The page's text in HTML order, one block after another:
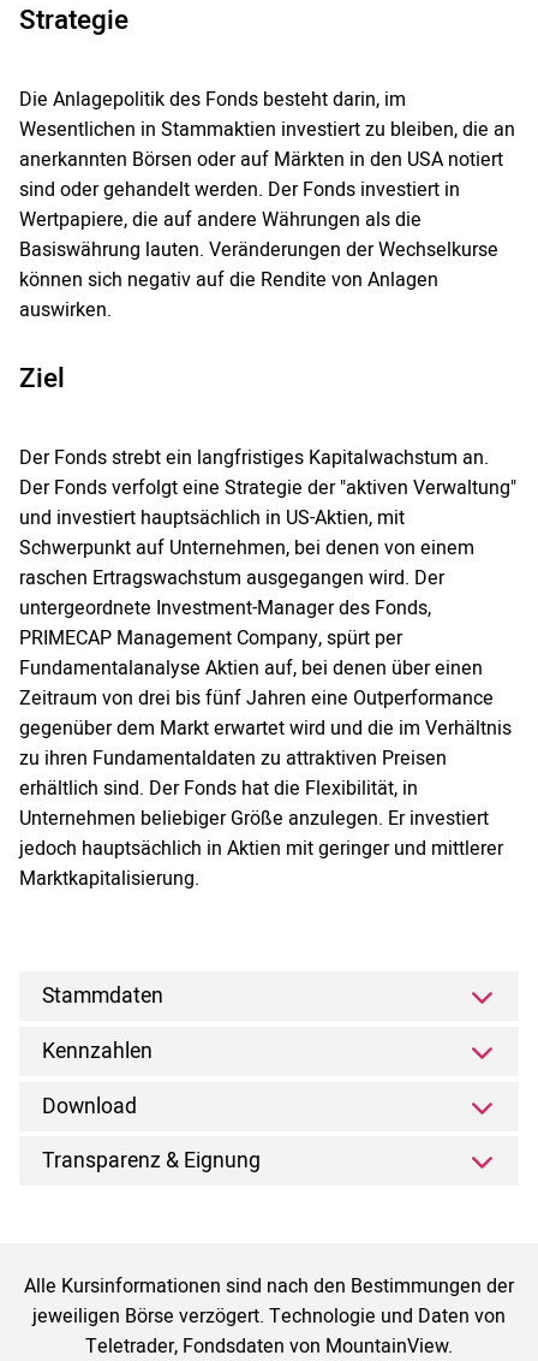
Strategie
Die Anlagepolitik des Fonds besteht darin, im
Wesentlichen in Stammaktien investiert zu bleiben, die an
anerkannten Börsen oder auf Märkten in den USA notiert
sind oder gehandelt werden. Der Fonds investiert in
Wertpapiere, die auf andere Währungen als die
Basiswährung lauten. Veränderungen der Wechselkurse
können sich negativ auf die Rendite von Anlagen
auswirken.
Ziel
Der Fonds strebt ein langfristiges Kapitalwachstum an.
Der Fonds verfolgt eine Strategie der "aktiven Verwaltung"
und investiert hauptsächlich in US-Aktien, mit
Schwerpunkt auf Unternehmen, bei denen von einem
raschen Ertragswachstum ausgegangen wird. Der
untergeordnete Investment-Manager des Fonds,
PRIMECAP Management Company, spürt per
Fundamentalanalyse Aktien auf, bei denen über einen
Zeitraum von drei bis fünf Jahren eine Outperformance
gegenüber dem Markt erwartet wird und die im Verhältnis
zu ihren Fundamentaldaten zu attraktiven Preisen
erhältlich sind. Der Fonds hat die Flexibilität, in
Unternehmen beliebiger Größe anzulegen. Er investiert
jedoch hauptsächlich in Aktien mit geringer und mittlerer
Marktkapitalisierung.
Stammdaten
Kennzahlen
Download
Transparenz & Eignung
Alle Kursinformationen sind nach den Bestimmungen der
jeweiligen Börse verzögert. Technologie und Daten von
Teletrader, Fondsdaten von MountainView.